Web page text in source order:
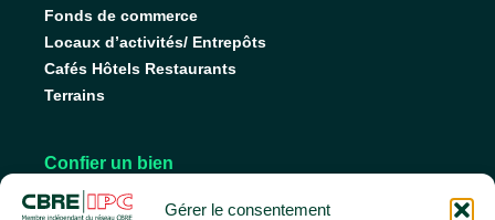
Gérer le consentement
Fonds de commerce
Locaux d’activités/ Entrepôts
Cafés Hôtels Restaurants
Terrains
Confier un bien
Nos conseils pour vendre